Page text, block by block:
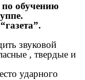
обучению
звуковой
, твердые и
ударного